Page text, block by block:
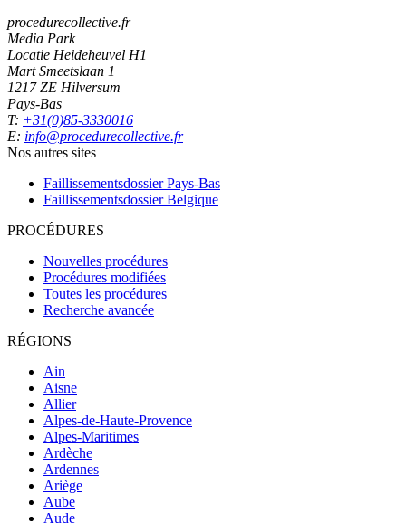
procedurecollective.fr
Media Park
Locatie Heideheuvel H1
Mart Smeetslaan 1
1217 ZE Hilversum
Pays-Bas
T: +31(0)85-3330016
E: info@procedurecollective.fr
Nos autres sites
Faillissementsdossier Pays-Bas
Faillissementsdossier Belgique
PROCÉDURES
Nouvelles procédures
Procédures modifiées
Toutes les procédures
Recherche avancée
RÉGIONS
Ain
Aisne
Allier
Alpes-de-Haute-Provence
Alpes-Maritimes
Ardèche
Ardennes
Ariège
Aube
Aude